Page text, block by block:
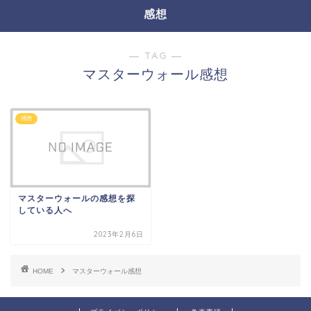
感想
― TAG ―
マスターウォール感想
感想
マスターウォールの感想を探
している人へ
2023年2月6日
HOME マスターウォール感想